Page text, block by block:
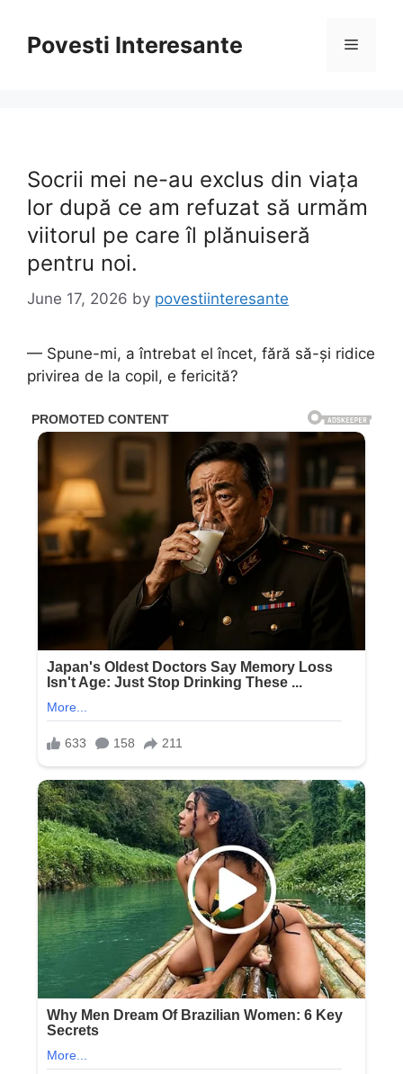
contentPovesti Interesante Menu
Socrii mei ne-au exclus din viața
lor după ce am refuzat să urmăm
viitorul pe care îl plănuiseră
pentru noi.
June 17, 2026 by povestiinteresante
— Spune-mi, a întrebat el încet, fără să-și ridice
privirea de la copil, e fericită?